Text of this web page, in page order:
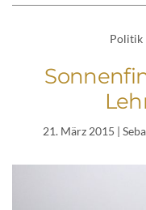
Politik
21. März 2015 |